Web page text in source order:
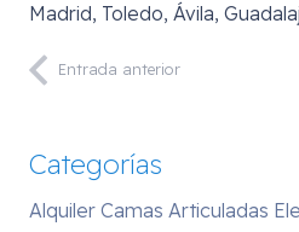
Madrid, Toledo, Ávila,
Entrada anterior
Categorías
Alquiler Camas Articuladas